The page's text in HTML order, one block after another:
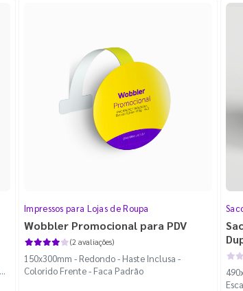
Impressos para Lojas de Roupa
Wobbler Promocional para PDV
(2 avaliações)
150x300mm - Redondo - Haste Inclusa -
Colorido Frente - Faca Padrão